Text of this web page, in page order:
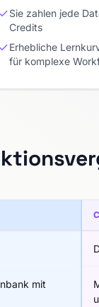
Sie zahlen jede
Credits
Erhebliche
für komplexe
mit